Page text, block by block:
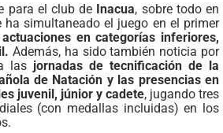
para el club de Inacua, sobre todo en
simultaneado el juego en el primer
en categorías inferiores,
Además, ha sido también noticia por
las jornadas de tecnificación de la
de Natación y las presencias en
juvenil, júnior y cadete, jugando tres
(con medallas incluidas) en los